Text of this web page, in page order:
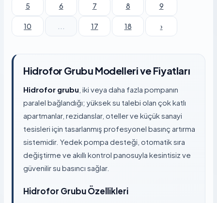
5 6 7 8 9
10 17 18 ›
Hidrofor Grubu Modelleri ve Fiyatları
Hidrofor grubu , iki veya daha fazla pompanın
paralel bağlandığı; yüksek su talebi olan çok katlı
apartmanlar, rezidanslar, oteller ve küçük sanayi
tesisleri için tasarlanmış profesyonel basınç artırma
sistemidir. Yedek pompa desteği, otomatik sıra
değiştirme ve akıllı kontrol panosuyla kesintisiz ve
güvenilir su basıncı sağlar.
Hidrofor Grubu Özellikleri